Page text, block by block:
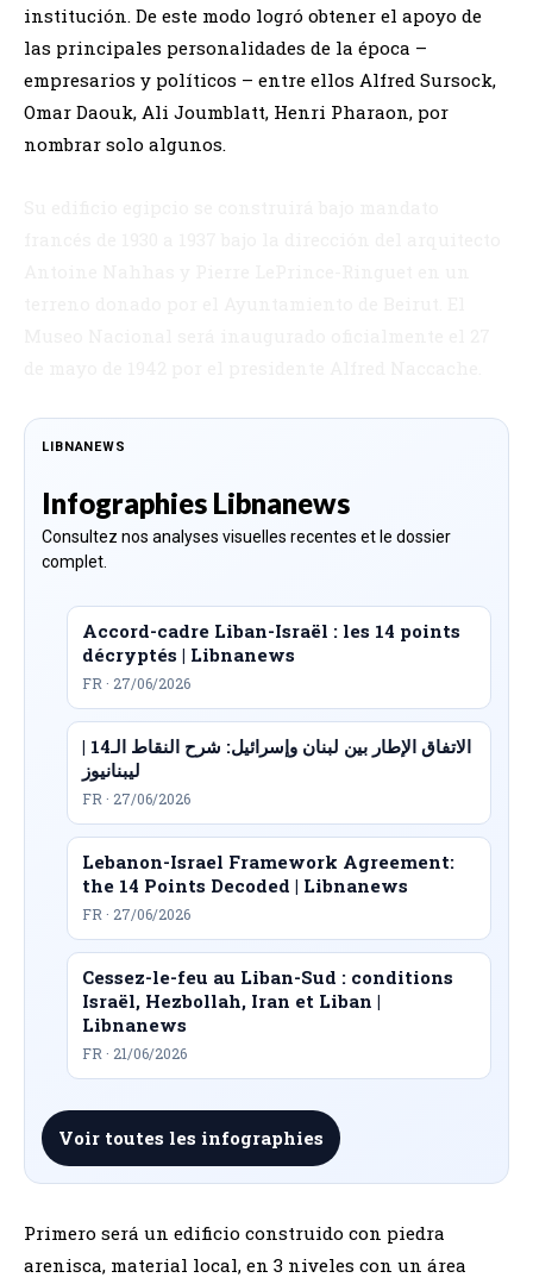
institución. De este modo logró obtener el apoyo de
las principales personalidades de la época –
empresarios y políticos – entre ellos Alfred Sursock,
Omar Daouk, Ali Joumblatt, Henri Pharaon, por
nombrar solo algunos.
LIBNANEWS
Infographies Libnanews
Consultez nos analyses visuelles recentes et le dossier
complet.
Accord-cadre Liban-Israël : les 14 points
décryptés | Libnanews
FR · 27/06/2026
الاتفاق الإطار بين لبنان وإسرائيل: شرح النقاط الـ14 |
ليبنانيوز
FR · 27/06/2026
Lebanon-Israel Framework Agreement:
the 14 Points Decoded | Libnanews
FR · 27/06/2026
Cessez-le-feu au Liban-Sud : conditions
Israël, Hezbollah, Iran et Liban |
Libnanews
FR · 21/06/2026
Voir toutes les infographies
Primero será un edificio construido con piedra
arenisca, material local, en 3 niveles con un área